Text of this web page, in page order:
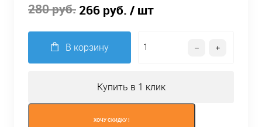
280 руб. 266 руб. / шт
В корзину
Купить в 1 клик
ХОЧУ СКИДКУ !